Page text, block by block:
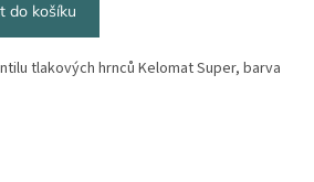
do košíku
tlakových hrnců Kelomat Super, barva